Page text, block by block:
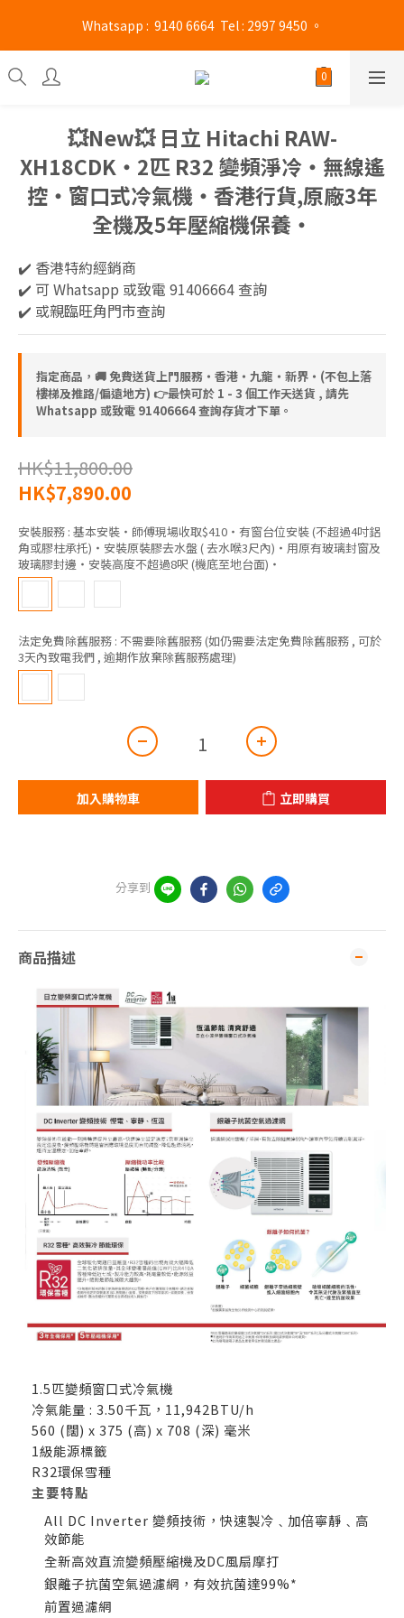
旺角門市營業時間 : (星期一至六 13:00 - 21:00 / 星期日及公眾假期
13:00 - 19:00)
Whatsapp :  9140 6664  Tel : 2997 9450 。
旺角門市營業時間 : (星期一至六 13:00 - 21:00 / 星期日及公眾假期
13:00 - 19:00)
💥New💥 日立 Hitachi RAW-
XH18CDK‧2匹 R32 變頻淨冷‧無線遙
控‧窗口式冷氣機‧香港行貨,原廠3年
全機及5年壓縮機保養‧
✔️ 香港特約經銷商
✔️ 可 Whatsapp 或致電 91406664 查詢
✔️ 或親臨旺角門市查詢
指定商品，🚚 免費送貨上門服務‧香港‧九龍‧新界‧(不包上落
樓梯及推路/偏遠地方) 👉最快可於 1 - 3 個工作天送貨 , 請先
Whatsapp 或致電 91406664 查詢存貨才下單。
HK$11,800.00
HK$7,890.00
安裝服務 : 基本安裝‧師傅現場收取$410‧有窗台位安裝 (不超過4吋鋁
角或膠柱承托)‧安裝原裝膠去水盤 ( 去水喉3尺內)‧用原有玻璃封窗及
玻璃膠封邊‧安裝高度不超過8呎 (機底至地台面)‧
法定免費除舊服務 : 不需要除舊服務 (如仍需要法定免費除舊服務 , 可於
3天內致電我們 , 逾期作放棄除舊服務處理)
加入購物車 立即購買
分享到
商品描述
1.5匹變頻窗口式冷氣機
冷氣能量 : 3.50千瓦，11,942BTU/h
560 (闊) x 375 (高) x 708 (深) 毫米
1級能源標籤
R32環保雪種
主要特點
All DC Inverter 變頻技術，快速製冷﹑加倍寧靜﹑高
效節能
全新高效直流變頻壓縮機及DC風扇摩打
銀離子抗菌空氣過濾網，有效抗菌達99%*
前置過濾網